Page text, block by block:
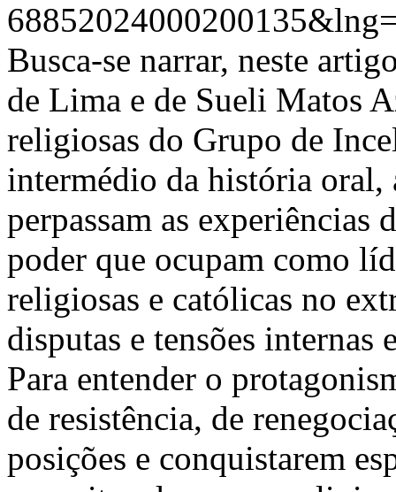
Busca-se narrar, neste
de Lima e de Sueli Matos
religiosas do Grupo de
intermédio da história oral,
perpassam as experiências
poder que ocupam como
religiosas e católicas no
disputas e tensões internas
Para entender o
de resistência, de
posições e conquistarem